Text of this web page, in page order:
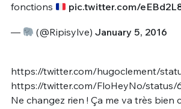
fonctions
pic.twitter.com/
— (@Ripisylve) January 5, 2016
https://twitter.com/hugoclement/
https://twitter.com/FloHeyNo/status/
Ne changez rien ! Ça me va très bien